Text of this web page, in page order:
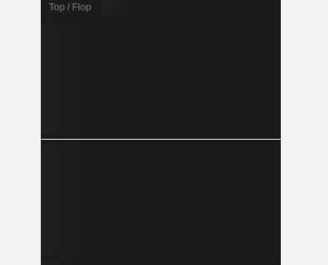
Top / Flop